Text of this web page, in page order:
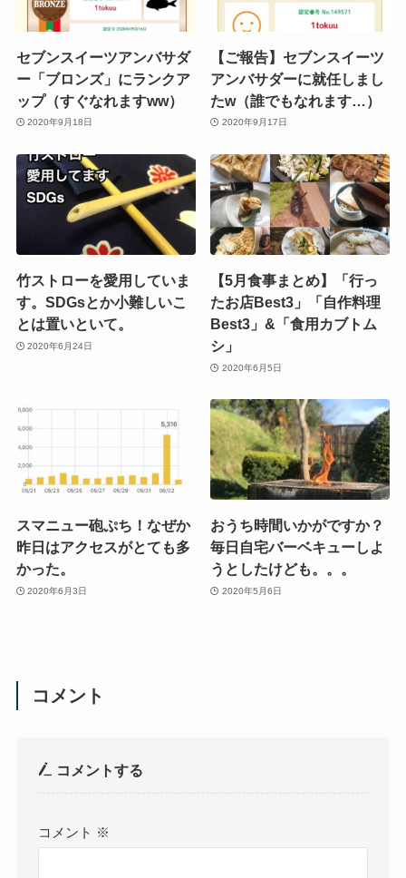
セブンスイーツアンバサダ
ー「ブロンズ」にランクア
ップ（すぐなれますww）
2020年9月18日
【ご報告】セブンスイーツ
アンバサダーに就任しまし
たw（誰でもなれます…）
2020年9月17日
竹ストローを愛用していま
す。SDGsとか小難しいこ
とは置いといて。
2020年6月24日
【5月食事まとめ】「行っ
たお店Best3」「自作料理
Best3」&「食用カブトム
シ」
2020年6月5日
スマニュー砲ぷち！なぜか
昨日はアクセスがとても多
かった。
2020年6月3日
おうち時間いかがですか？
毎日自宅バーベキューしよ
うとしたけども。。。
2020年5月6日
コメント
コメントする
コメント ※